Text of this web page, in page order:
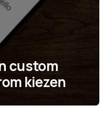
custom
kiezen